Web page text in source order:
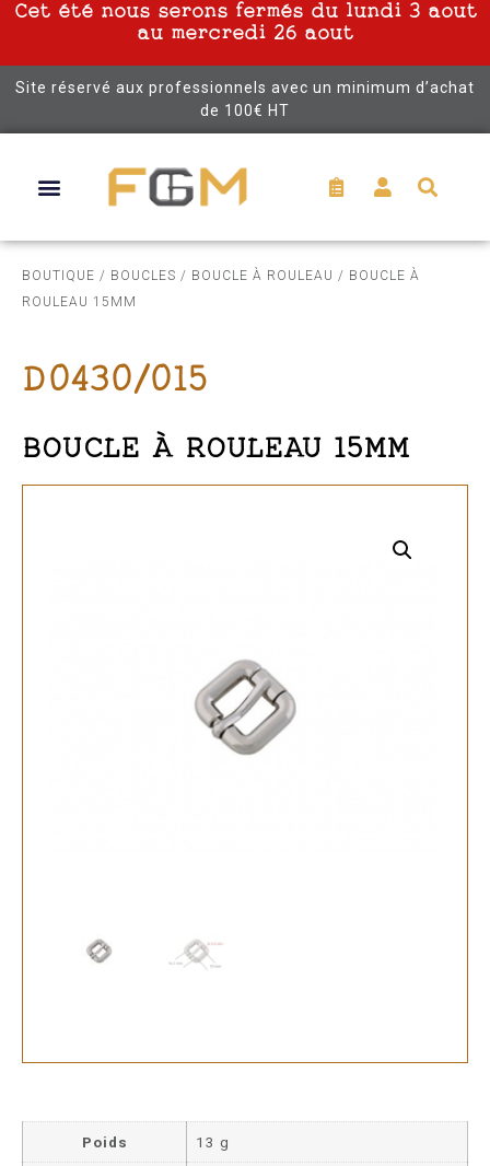
Cet été nous serons fermés du lundi 3 aout
au mercredi 26 aout
Site réservé aux professionnels avec un minimum d’achat
de 100€ HT
BOUTIQUE / BOUCLES / BOUCLE À ROULEAU / BOUCLE À
ROULEAU 15MM
D0430/015
BOUCLE À ROULEAU 15MM
Poids 13 g